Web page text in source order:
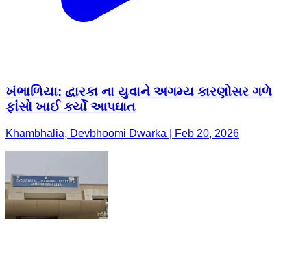
ખંભાળિયા: દ્વારકા ના યુવાને અગમ્ય કારણોસર ગળે
ફાંસો ખાઈ કર્યો આપઘાત
Khambhalia, Devbhoomi Dwarka | Feb 20, 2026